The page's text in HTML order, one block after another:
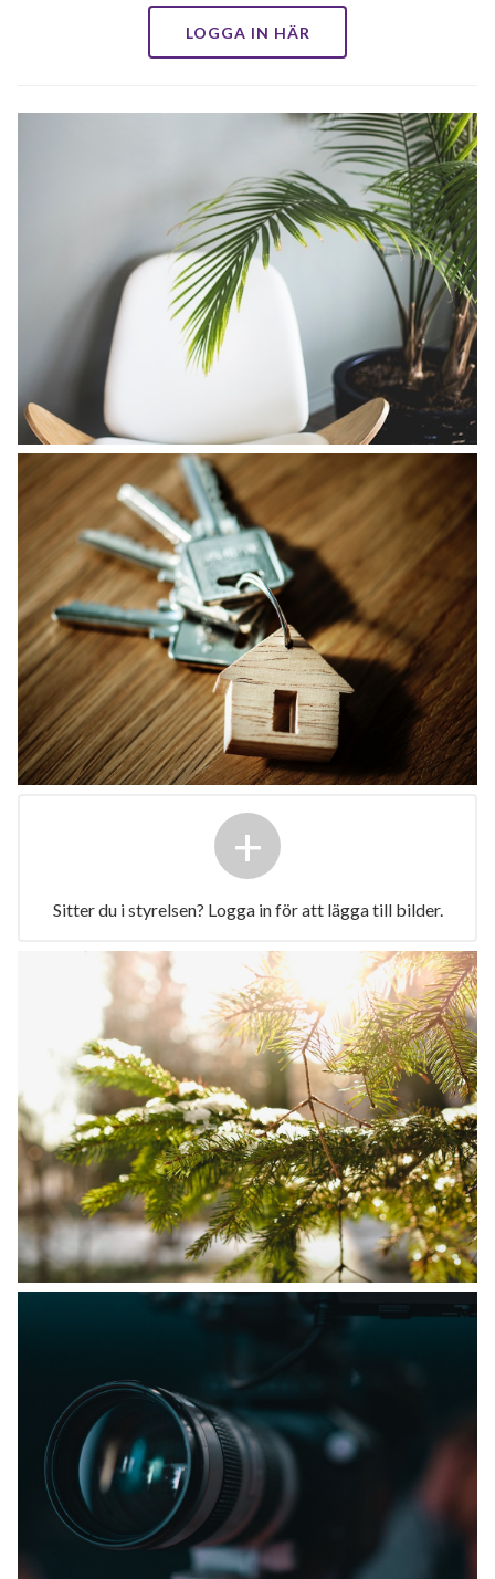
LOGGA IN HÄR
+
Sitter du i styrelsen? Logga in för att lägga till bilder.